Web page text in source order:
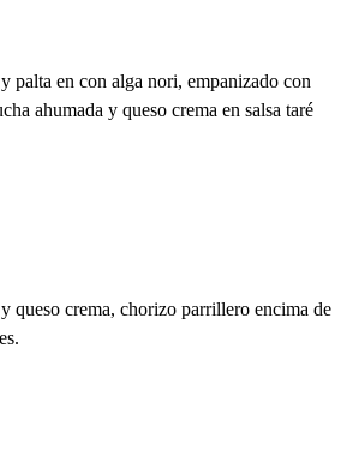
palta en con alga nori, empanizado con
ahumada y queso crema en salsa taré
queso crema, chorizo parrillero encima de